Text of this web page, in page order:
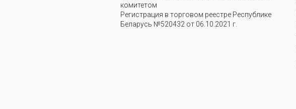
комитетом
Регистрация в торговом реестре Республике
Беларусь №520432 от 06.10.2021 г.